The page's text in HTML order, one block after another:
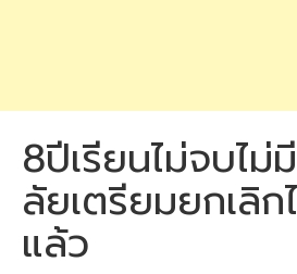
8ปีเรียนไม่จบไม่
ลัยเตรียมยกเลิก
แล้ว